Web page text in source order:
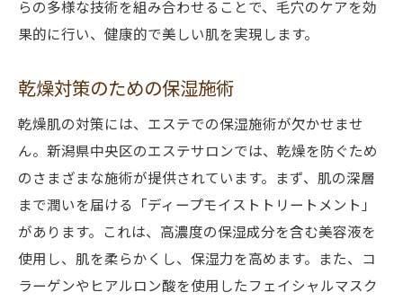
新潟県中央区のエステ体験で実感するつや肌効
果
エステ中のリラクゼーション効果
エステ後の肌の変化をチェック
つや肌を維持するためのアフターケア
エステの定期施術がもたらす効果
毛穴ケアと乾燥対策に特化した新潟県中央区の
エステサロン
らの多様な技術を組み合わせることで、毛穴のケアを効
果的に行い、健康的で美しい肌を実現します。
乾燥対策のための保湿施術
乾燥肌の対策には、エステでの保湿施術が欠かせませ
ん。新潟県中央区のエステサロンでは、乾燥を防ぐため
のさまざまな施術が提供されています。まず、肌の深層
まで潤いを届ける「ディープモイストトリートメント」
があります。これは、高濃度の保湿成分を含む美容液を
使用し、肌を柔らかくし、保湿力を高めます。また、コ
ラーゲンやヒアルロン酸を使用したフェイシャルマスク